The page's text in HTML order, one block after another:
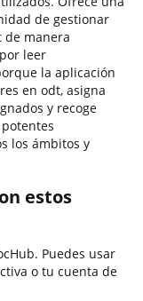
de gestionar
de manera
leer
la aplicación
en odt, asigna
y recoge
los ámbitos y
estos
Puedes usar
o tu cuenta de